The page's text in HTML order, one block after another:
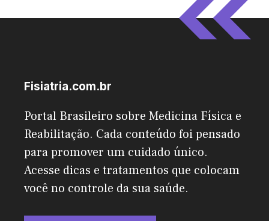
Fisiatria.com.br
Portal Brasileiro sobre Medicina Física e
Reabilitação. Cada conteúdo foi pensado
para promover um cuidado único.
Acesse dicas e tratamentos que colocam
você no controle da sua saúde.